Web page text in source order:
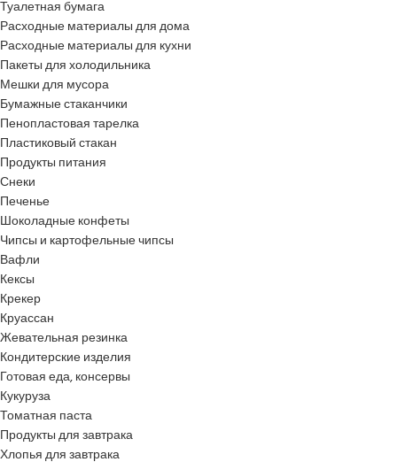
Туалетная бумага
Расходные материалы для дома
Расходные материалы для кухни
Пакеты для холодильника
Мешки для мусора
Бумажные стаканчики
Пенопластовая тарелка
Пластиковый стакан
Продукты питания
Снеки
Печенье
Шоколадные конфеты
Чипсы и картофельные чипсы
Вафли
Кексы
Крекер
Круассан
Жевательная резинка
Кондитерские изделия
Готовая еда, консервы
Кукуруза
Томатная паста
Продукты для завтрака
Хлопья для завтрака